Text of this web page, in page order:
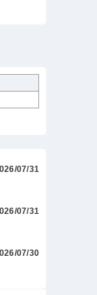
07/31
07/31
07/30